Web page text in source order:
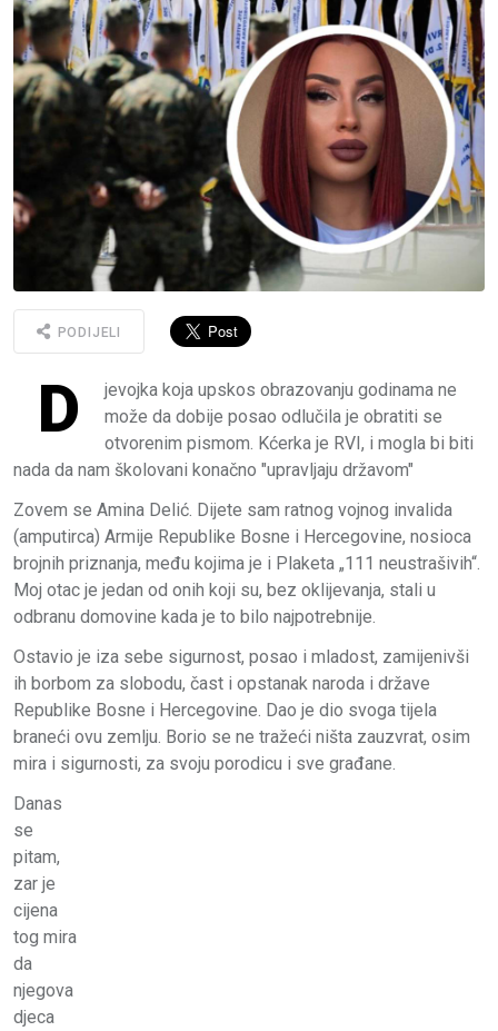
PODIJELI
D
jevojka koja upskos obrazovanju godinama ne
može da dobije posao odlučila je obratiti se
otvorenim pismom. Kćerka je RVI, i mogla bi biti
nada da nam školovani konačno "upravljaju državom"
Zovem se Amina Delić. Dijete sam ratnog vojnog invalida
(amputirca) Armije Republike Bosne i Hercegovine, nosioca
brojnih priznanja, među kojima je i Plaketa „111 neustrašivih“.
Moj otac je jedan od onih koji su, bez oklijevanja, stali u
odbranu domovine kada je to bilo najpotrebnije.
Ostavio je iza sebe sigurnost, posao i mladost, zamijenivši
ih borbom za slobodu, čast i opstanak naroda i države
Republike Bosne i Hercegovine. Dao je dio svoga tijela
braneći ovu zemlju. Borio se ne tražeći ništa zauzvrat, osim
mira i sigurnosti, za svoju porodicu i sve građane.
Danas
se
pitam,
zar je
cijena
tog mira
da
njegova
djeca